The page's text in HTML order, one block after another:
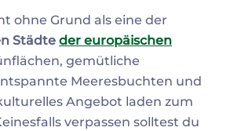
ohne Grund als eine der
Städte der europäischen
gemütliche
Meeresbuchten und
Angebot laden zum
verpassen solltest du